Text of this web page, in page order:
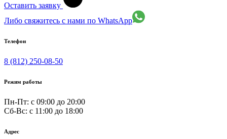
Оставить заявку
Либо свяжитесь с нами по WhatsApp
Телефон
8 (812) 250-08-50
Режим работы
Пн-Пт: с 09:00 до 20:00
Сб-Вс: c 11:00 до 18:00
Адрес